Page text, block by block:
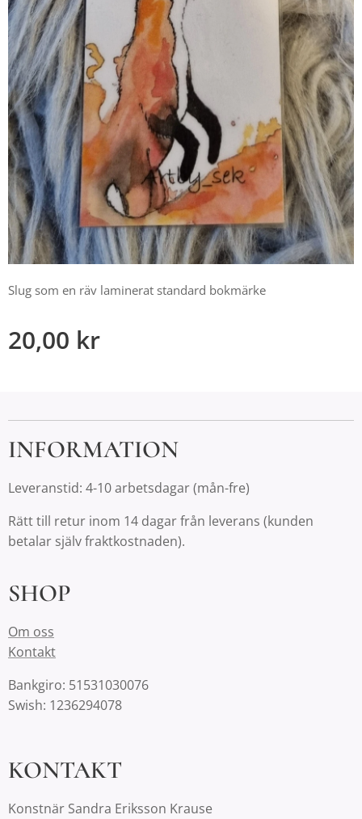
Slug som en räv laminerat standard bokmärke
20,00 kr
INFORMATION
Leveranstid: 4-10 arbetsdagar (mån-fre)
Rätt till retur inom 14 dagar från leverans (kunden
betalar själv fraktkostnaden).
SHOP
Om oss
Kontakt
Bankgiro: 51531030076
Swish: 1236294078
KONTAKT
Konstnär Sandra Eriksson Krause